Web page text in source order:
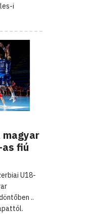
i
magyar
fiú
U18-
..